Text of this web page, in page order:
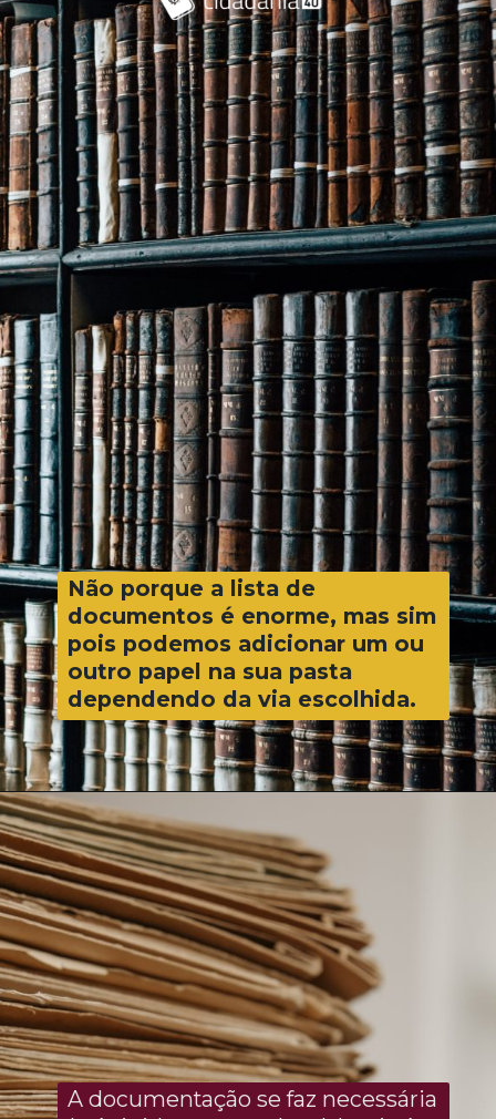
Não porque a lista de
documentos é enorme, mas sim
pois podemos adicionar um ou
outro papel na sua pasta
dependendo da via escolhida.
A documentação se faz necessária